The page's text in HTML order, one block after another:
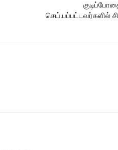
செய்யப்பட்டவர்களில்